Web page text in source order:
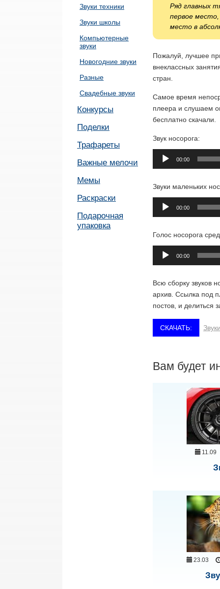
Звуки техники
Звуки школы
Компьютерные
звуки
Новогодние звуки
Разные
Свадебные звуки
Конкурсы
Поделки
Трафареты
Важные мелочи
Мемы
Раскраски
Подарочная
упаковка
Ряд главных
первое
место в
Пожалуй, лучшее
внеклассных
стран.
Самое время
плеера и слушаем
бесплатно скачали.
Звук носорога:
Аудиоплеер
00:00
Звуки маленьких
Аудиоплеер
00:00
Голос носорога
Аудиоплеер
00:00
Всю сборку звуков
архив. Ссылка под
постов, и делиться
Вам будет
11.09
23.03